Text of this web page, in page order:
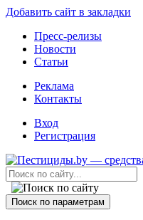
Добавить сайт в закладки
Пресс-релизы
Новости
Статьи
Реклама
Контакты
Вход
Регистрация
Поиск по параметрам